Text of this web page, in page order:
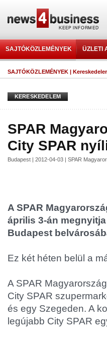
SAJTÓKÖZLEMÉNYEK ÜZLETI
SAJTÓKÖZLEMÉNYEK |
KERESKEDELEM
SPAR
City SPAR
Budapest | 2012-04-03 | SPAR
A SPAR
április 3-án
Budapest
Ez két héten belül a
A SPAR
City SPAR
és egy Szegeden. A
legújabb City SPAR